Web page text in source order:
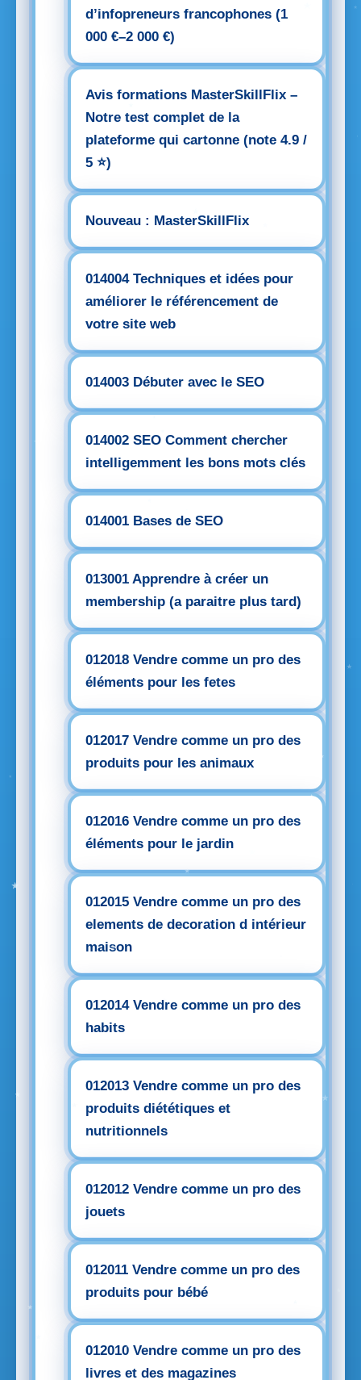
d’infopreneurs francophones (1
000 €–2 000 €)
Avis formations MasterSkillFlix –
Notre test complet de la
plateforme qui cartonne (note 4.9 /
5 ⭐)
Nouveau : MasterSkillFlix
014004 Techniques et idées pour
améliorer le référencement de
votre site web
014003 Débuter avec le SEO
014002 SEO Comment chercher
intelligemment les bons mots clés
014001 Bases de SEO
013001 Apprendre à créer un
membership (a paraitre plus tard)
012018 Vendre comme un pro des
éléments pour les fetes
012017 Vendre comme un pro des
produits pour les animaux
012016 Vendre comme un pro des
éléments pour le jardin
012015 Vendre comme un pro des
elements de decoration d intérieur
maison
012014 Vendre comme un pro des
habits
012013 Vendre comme un pro des
produits diététiques et
nutritionnels
012012 Vendre comme un pro des
jouets
012011 Vendre comme un pro des
produits pour bébé
012010 Vendre comme un pro des
livres et des magazines